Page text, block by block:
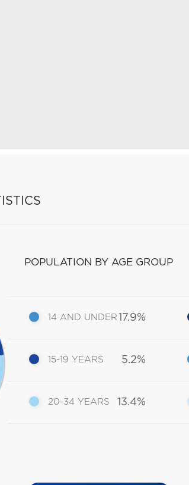
POPULATION BY AGE GROUP
14 AND UNDER 17.9%
15-19 YEARS 5.2%
20-34 YEARS 13.4%